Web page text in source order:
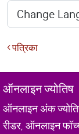
पत्रिका
ऑनलाइन ज्योतिष
ऑनलाइन अंक
रीडर, ऑनलाइन